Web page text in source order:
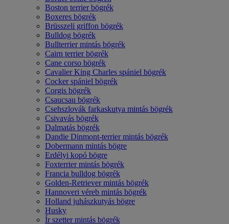
Boston terrier bögrék
Boxeres bögrék
Brüsszeli griffon bögrék
Bulldog bögrék
Bullterrier mintás bögrék
Cairn terrier bögrék
Cane corso bögrék
Cavalier King Charles spániel bögrék
Cocker spániel bögrék
Corgis bögrék
Csaucsau bögrék
Csehszlovák farkaskutya mintás bögrék
Csivavás bögrék
Dalmatás bögrék
Dandie Dinmont-terrier mintás bögrék
Dobermann mintás bögre
Erdélyi kopó bögre
Foxterrier mintás bögrék
Francia bulldog bögrék
Golden-Retriever mintás bögrék
Hannoveri véreb mintás bögrék
Holland juhászkutyás bögre
Husky
Ír szetter mintás bögrék